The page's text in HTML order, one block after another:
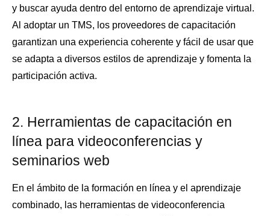
y buscar ayuda dentro del entorno de aprendizaje virtual.
Al adoptar un TMS, los proveedores de capacitación
garantizan una experiencia coherente y fácil de usar que
se adapta a diversos estilos de aprendizaje y fomenta la
participación activa.
2. Herramientas de capacitación en
línea para videoconferencias y
seminarios web
En el ámbito de la formación en línea y el aprendizaje
combinado, las herramientas de videoconferencia